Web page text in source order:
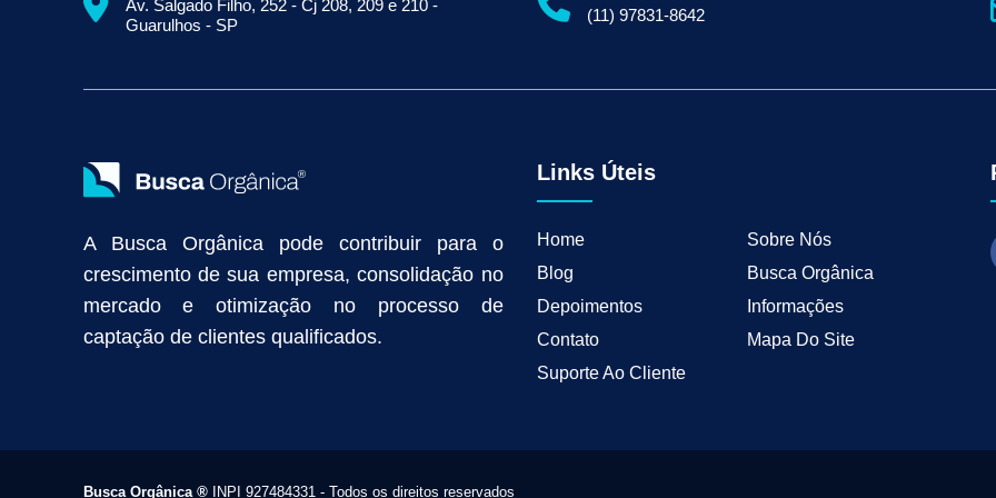
Empresa de Prospecção B2B
Marketing Industrial Marketing Digital para Empresas Serviços de Marketing Digital Marketing Digital para
Divulgação Online
Atração de Clientes Estratégias de Marketing para Empresas B2B Inbound Marketing para
Anunciar na Internet
Captar Clientes Criação de Site para Indústria Marketing de Busca Industrial Marketing Industrial B2B Marketing
Av. Salgado Filho, 252 - Cj 208, 209 e 210 -
Guarulhos - SP
(11) 97831-8642
A Busca Orgânica pode contribuir para o
crescimento de sua empresa, consolidação no
mercado e otimização no processo de
captação de clientes qualificados.
Links Úteis
Home
Sobre Nós
Blog
Busca Orgânica
Depoimentos
Informações
Contato
Mapa Do Site
Suporte Ao Cliente
Busca Orgânica ®INPI 927484331 - Todos os direitos reservados